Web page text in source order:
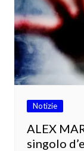
Notizie
ALEX
singolo